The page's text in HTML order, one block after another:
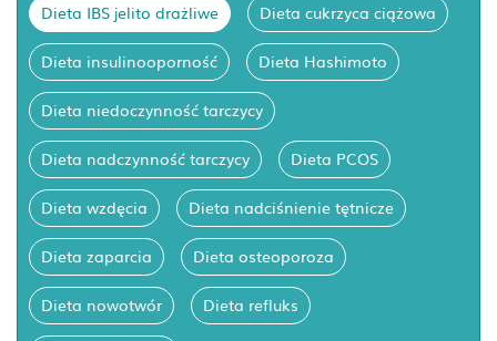
Dieta IBS jelito drażliwe Dieta cukrzyca ciążowa
Dieta insulinooporność Dieta Hashimoto
Dieta niedoczynność tarczycy
Dieta nadczynność tarczycy Dieta PCOS
Dieta wzdęcia Dieta nadciśnienie tętnicze
Dieta zaparcia Dieta osteoporoza
Dieta nowotwór Dieta refluks